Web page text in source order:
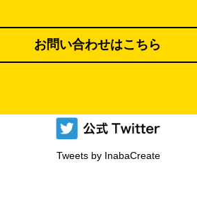
お問い合わせはこちら
Tweets by InabaCreate